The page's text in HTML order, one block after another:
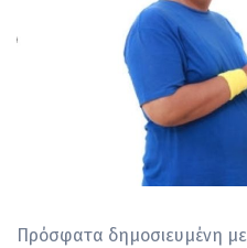
Πρόσφατα δημοσιευμένη